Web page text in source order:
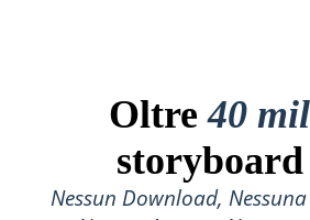
Oltre40
Nessun Download,